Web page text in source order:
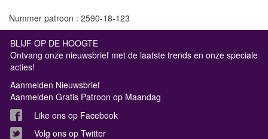
Nummer patroon : 2590-18-123
BLIJF OP DE HOOGTE
Ontvang onze nieuwsbrief met de laatste trends en onze speciale
acties!
Aanmelden Nieuwsbrief
Aanmelden Gratis Patroon op Maandag
Like ons op Facebook
Volg ons op Twitter